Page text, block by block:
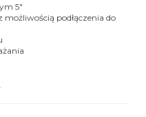
5"
możliwością podłączenia do